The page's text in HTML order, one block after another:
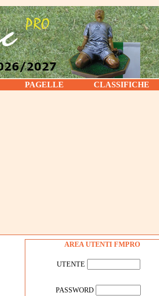
PAGELLE CLASSIFICHE
AREA UTENTI FMPRO
UTENTE
PASSWORD